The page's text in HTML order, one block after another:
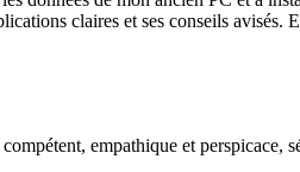
claires et ses conseils
empathique et perspicace,